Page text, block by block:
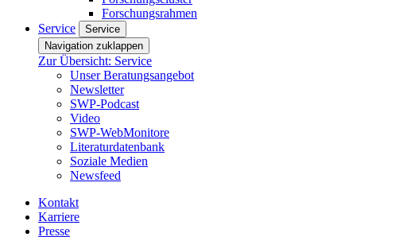
Forschungsrahmen
Service
Service
Navigation zuklappen
Zur Übersicht: Service
Unser Beratungsangebot
Newsletter
SWP-Podcast
Video
SWP-WebMonitore
Literaturdatenbank
Soziale Medien
Newsfeed
Kontakt
Karriere
Presse